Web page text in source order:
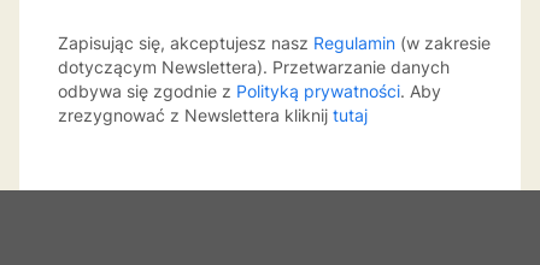
Zapisując się, akceptujesz nasz Regulamin (w zakresie
dotyczącym Newslettera). Przetwarzanie danych
odbywa się zgodnie z Polityką prywatności. Aby
zrezygnować z Newslettera kliknij tutaj